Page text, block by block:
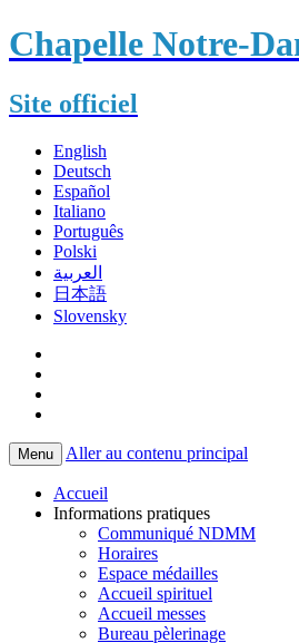
Chapelle Notre-
Site officiel
English
Deutsch
Español
Italiano
Português
Polski
العربية
日本語
Slovensky
Menu Aller au contenu principal
Accueil
Informations pratiques
Communiqué NDMM
Horaires
Espace médailles
Accueil spirituel
Accueil messes
Bureau pèlerinage